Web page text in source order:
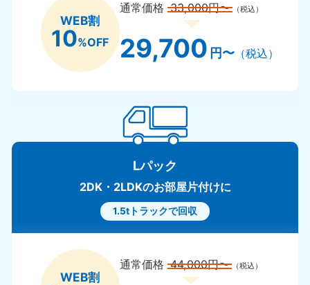
WEB割
10%OFF
通常価格33,000円〜 （税込）
29,700 円〜（税込）
Lパック
2DK・2LDKのお部屋片付けに
1.5tトラックで回収
WEB割
通常価格44,000円〜 （税込）